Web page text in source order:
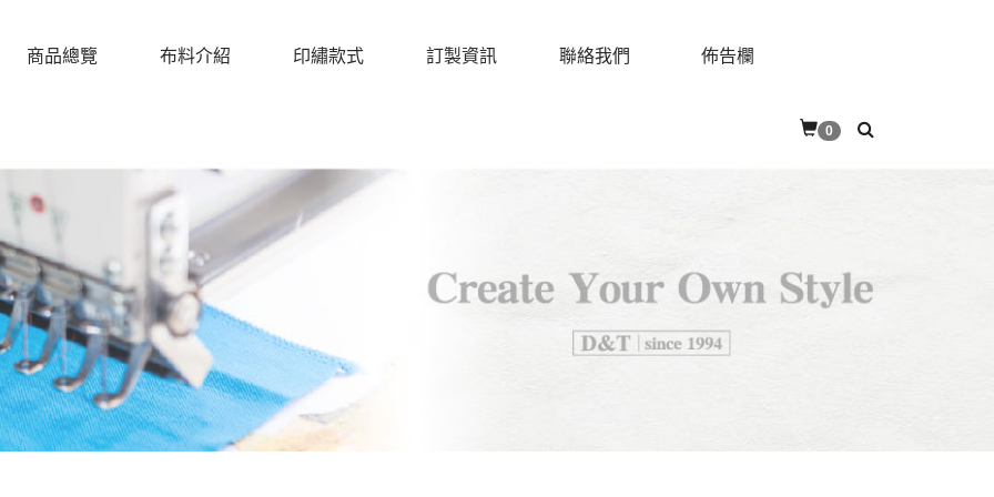
商品總覽 布料介紹 印繡款式 訂製資訊 聯絡我們 佈告欄
0